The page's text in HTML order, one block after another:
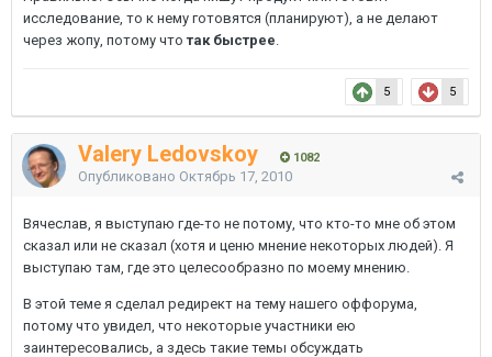
исследование, то к нему готовятся (планируют), а не делают
через жопу, потому чтотак быстрее
5 5
Valery Ledovskoy 1082
Опубликовано Октябрь 17, 2010
Вячеслав, я выступаю где-то не потому, что кто-то мне об этом
сказал или не сказал (хотя и ценю мнение некоторых людей). Я
выступаю там, где это целесообразно по моему мнению.
В этой теме я сделал редирект на тему нашего оффорума,
потому что увидел, что некоторые участники ею
заинтересовались, а здесь такие темы обсуждать